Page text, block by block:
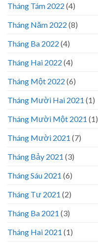
Tháng Tám 2022 (4)
Tháng Năm 2022 (8)
Tháng Ba 2022 (4)
Tháng Hai 2022 (4)
Tháng Một 2022 (6)
Tháng Mười Hai 2021 (1)
Tháng Mười Một 2021 (1)
Tháng Mười 2021 (7)
Tháng Bảy 2021 (3)
Tháng Sáu 2021 (6)
Tháng Tư 2021 (2)
Tháng Ba 2021 (3)
Tháng Hai 2021 (1)